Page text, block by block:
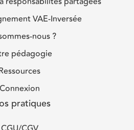
VAE-Inversée
nous ?
pédagogie
Connexion
pratiques